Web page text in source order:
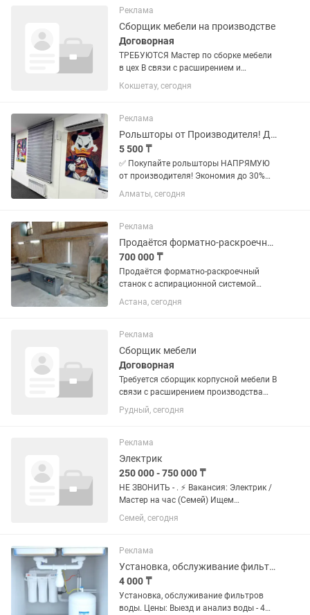
доставка установка бесплатно
Реклама
Сборщик мебели на производстве
Договорная
ТРЕБУЮТСЯ Мастер по сборке мебели
в цех В связи с расширением и
большим объемом заказов, в
мебельный цех на постоянную работу
корпусной мебели. Что мы ожидаем
от...
Кокшетау, сегодня
Реклама
Рольшторы от Производителя! Дешево! День-Ночь/Блэкаут Дуэт зебра
5 500 ₸
✅ Покупайте рольшторы НАПРЯМУЮ
от производителя! Экономия до 30%
без посредников. ✅ Собственное
производство в Казахстане: Полный
материалы (ткань, пластик,
алюминий),...
Алматы, сегодня
Реклама
Продаётся форматно-раскроечный станок с аспирационной системой
700 000 ₸
Продаётся форматно-раскроечный
станок с аспирационной системой
Продаётся профессиональный
форматно-раскроечный станок в
(пылеудаления). ✅ Станок полностью
исправен и...
Астана, сегодня
Реклама
Сборщик мебели
Договорная
Требуется сборщик корпусной мебели В
связи с расширением производства
приглашаем в нашу команду сборщика
корпусной мебели. Обязанности:
и спецификациям. ...
Рудный, сегодня
Реклама
Электрик
250 000 - 750 000 ₸
НЕ ЗВОНИТЬ - . ⚡ Вакансия: Электрик /
Мастер на час (Семей) Ищем
дисциплинированных профессионалов
для долгосрочного сотрудничества.
(строго по...
Семей, сегодня
Реклама
Установка, обслуживание фильтров воды.
4 000 ₸
Установка, обслуживание фильтров
воды. Цены: Выезд и анализ воды - 4